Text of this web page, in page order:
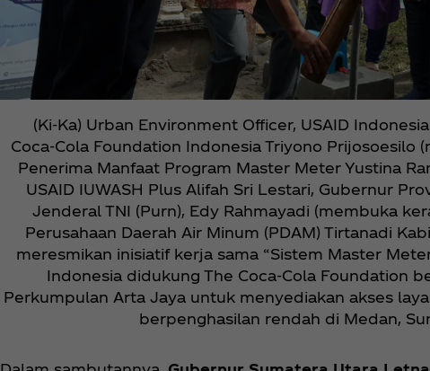
(Ki-Ka) Urban Environment Officer, USAID
Coca‑Cola Foundation Indonesia Triyono Prijosoesilo
Penerima Manfaat Program Master Meter Yustina
USAID IUWASH Plus Alifah Sri Lestari, Gubernur
Jenderal TNI (Purn), Edy Rahmayadi (membuka
Perusahaan Daerah Air Minum (PDAM) Tirtanadi
meresmikan inisiatif kerja sama “Sistem Master
Indonesia didukung The Coca‑Cola Foundation
Perkumpulan Arta Jaya untuk menyediakan akses
berpenghasilan rendah di Medan,